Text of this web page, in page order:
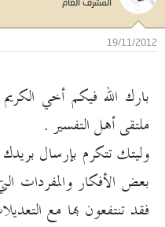
19/11/2012
بارك الله فيكم أخي
ملتقى أهل التفسير .
وليتك تتكرم بإرسال
بعض الأفكار والمفردات
فقد تنتفعون بها مع